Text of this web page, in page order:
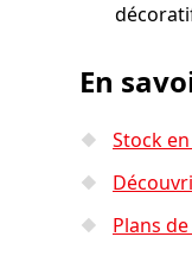
En
Stock
Plans